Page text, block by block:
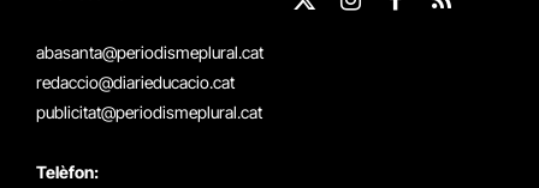
abasanta@periodismeplural.cat
redaccio@diarieducacio.cat
publicitat@periodismeplural.cat
Telèfon:
X
Instagram
Facebook
RSS